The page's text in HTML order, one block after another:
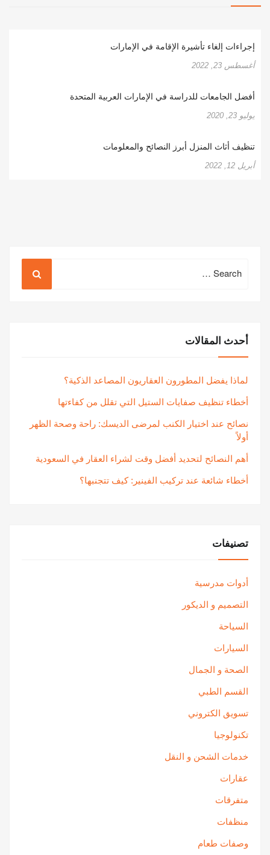
إجراءات إلغاء تأشيرة الإقامة في الإمارات
أغسطس 23, 2022
أفضل الجامعات للدراسة في الإمارات العربية المتحدة
يوليو 23, 2020
تنظيف أثاث المنزل أبرز النصائح والمعلومات
أبريل 12, 2022
for:
أحدث المقالات
لماذا يفضل المطورون العقاريون المصاعد الذكية؟
أخطاء تنظيف صفايات الستيل التي تقلل من كفاءتها
نصائح عند اختيار الكنب لمرضى الديسك: راحة وصحة الظهر
أولاً
أهم النصائح لتحديد أفضل وقت لشراء العقار في السعودية
أخطاء شائعة عند تركيب الفينير: كيف تتجنبها؟
تصنيفات
أدوات مدرسية
التصميم و الديكور
السياحة
السيارات
الصحة و الجمال
القسم الطبي
تسويق الكتروني
تكنولوجيا
خدمات الشحن و النقل
عقارات
متفرقات
منظفات
وصفات طعام